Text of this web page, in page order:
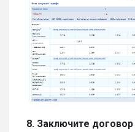
8. Заключите договор